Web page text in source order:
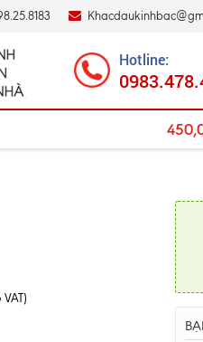
Hotline: